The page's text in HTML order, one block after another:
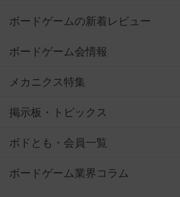
ボードゲームの新着レビュー
ボードゲーム会情報
メカニクス特集
掲示板・トピックス
ボドとも・会員一覧
ボードゲーム業界コラム